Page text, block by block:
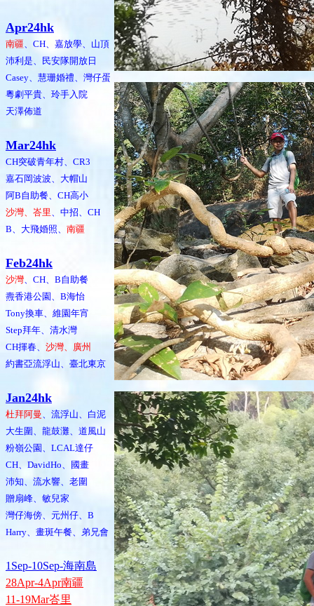
Apr24hk
南疆、CH、嘉放學、山頂
沛利是、民安隊開放日
Casey、慧珊婚禮、灣仔蛋
粵劇平貴、玲手入院
天澤佈道
Mar24hk
CH突破青年村、CR3
嘉石岡波波、大帽山
阿B自助餐、CH高小
沙灣、峇里、中招、CH
B、大飛婚照、 南疆
Feb24hk
沙灣、CH、B自助餐
燾香港公園、B海怡
Tony換車、維園年宵
Step拜年、清水灣
CH揮春、 沙灣、廣州
約書亞流浮山、臺北東京
Jan24hk
杜拜阿曼、流浮山、白泥
大生圍、龍鼓灘、道風山
粉嶺公園、LCAL達仔
CH、DavidHo、國畫
沛知、流水響、老圍
贈扇峰、敏兒家
灣仔海傍、元州仔、B
Harry、畫斑午餐、弟兄會
1Sep-10Sep-海南島
28Apr-4Apr南疆
11-19Mar峇里